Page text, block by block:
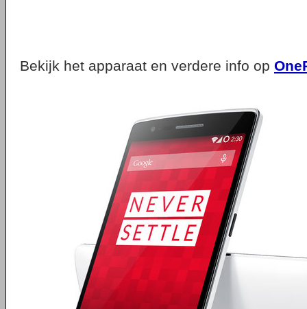
Bekijk het apparaat en verdere info op